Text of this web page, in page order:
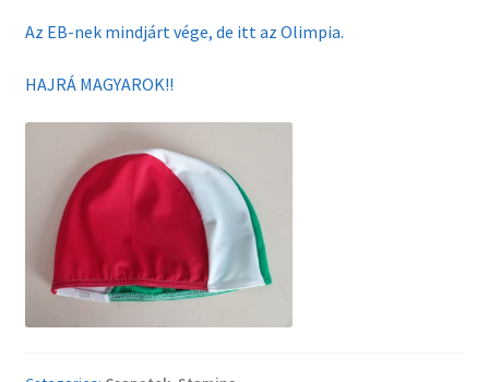
Az EB-nek mindjárt vége, de itt az Olimpia.
HAJRÁ MAGYAROK!!